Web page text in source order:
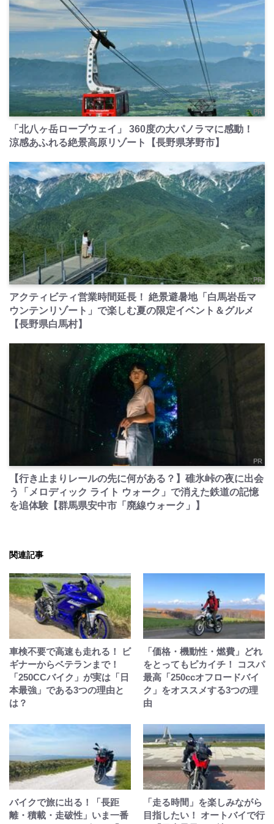
PR
「北八ヶ岳ロープウェイ」 360度の大パノラマに感動！
涼感あふれる絶景高原リゾート【長野県茅野市】
PR
アクティビティ営業時間延長！ 絶景避暑地「白馬岩岳マ
ウンテンリゾート」で楽しむ夏の限定イベント＆グルメ
【長野県白馬村】
PR
【行き止まりレールの先に何がある？】碓氷峠の夜に出会
う「メロディック ライト ウォーク」で消えた鉄道の記憶
を追体験【群馬県安中市「廃線ウォーク」】
関連記事
車検不要で高速も走れる！ ビ
ギナーからベテランまで！
「250CCバイク」が実は「日
本最強」である3つの理由と
は？
「価格・機動性・燃費」どれ
をとってもピカイチ！ コスパ
最高「250ccオフロードバイ
ク」をオススメする3つの理
由
バイクで旅に出る！「長距
離・積載・走破性」いま一番
「走る時間」を楽しみながら
目指したい！ オートバイで行